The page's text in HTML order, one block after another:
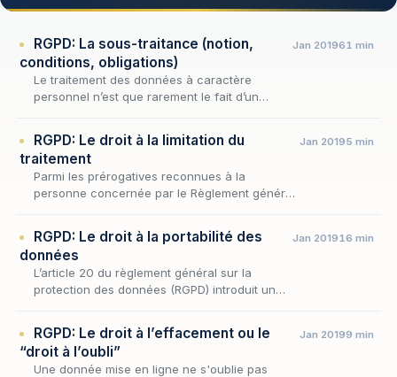
RGPD: La sous-traitance (notion,
conditions, obligations)
Le traitement des données à caractère
personnel n’est que rarement le fait d’un
d’un fichier confie to…
Jan 201961 min
RGPD: Le droit à la limitation du
traitement
Parmi les prérogatives reconnues à la
personne concernée par le Règlement général
18…
Jan 20195 min
RGPD: Le droit à la portabilité des
données
L’article 20 du règlement général sur la
protection des données (RGPD) introduit un
majeures du t…
Jan 201916 min
RGPD: Le droit à l’effacement ou le
“droit à l’oubli”
Une donnée mise en ligne ne s'oublie pas
Jan 20199 min